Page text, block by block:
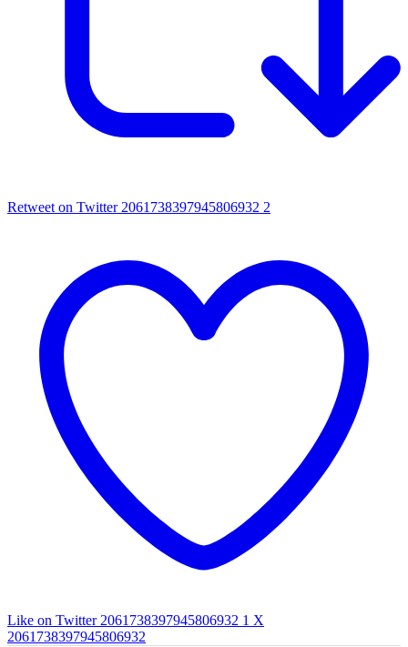
Retweet on Twitter 2061738397945806932 2
Like on Twitter 2061738397945806932 1 X
2061738397945806932